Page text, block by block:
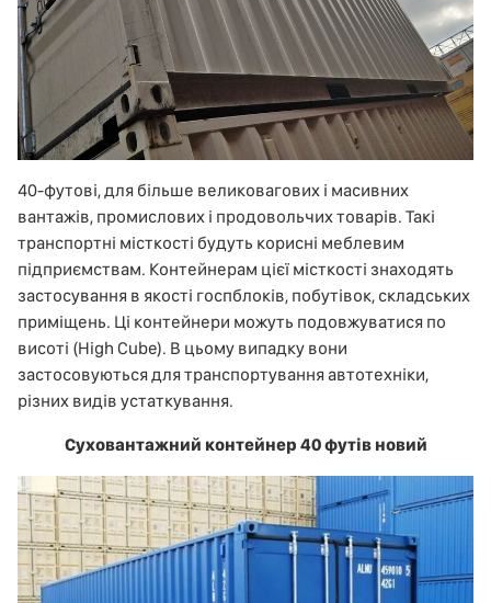
40-футові, для більше великовагових і масивних
вантажів, промислових і продовольчих товарів. Такі
транспортні місткості будуть корисні меблевим
підприємствам. Контейнерам цієї місткості знаходять
застосування в якості госпблоків, побутівок, складських
приміщень. Ці контейнери можуть подовжуватися по
висоті (High Cube). В цьому випадку вони
застосовуються для транспортування автотехніки,
різних видів устаткування.
Суховантажний контейнер 40 футів новий